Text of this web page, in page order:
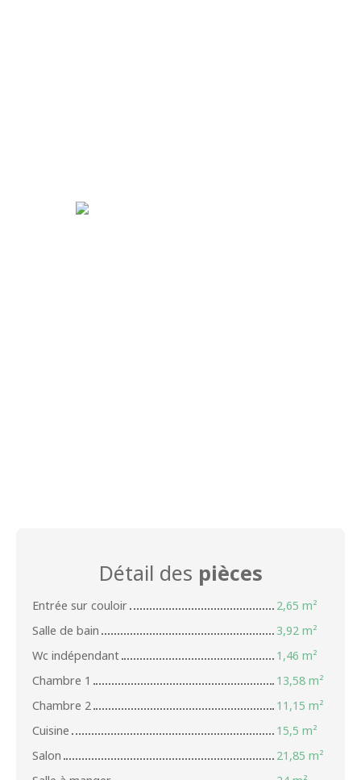
Détail des pièces
Entrée sur couloir
2,65 m²
Salle de bain
3,92 m²
Wc indépendant
1,46 m²
Chambre 1
13,58 m²
Chambre 2
11,15 m²
Cuisine
15,5 m²
Salon
21,85 m²